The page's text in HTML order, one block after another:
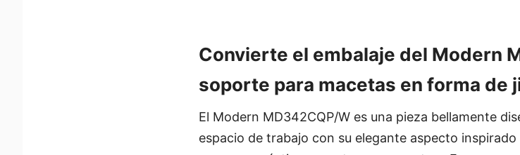
Convierte el embalaje del Modern
soporte para macetas en forma de
El Modern MD342CQP/W es una pieza bellamente
espacio de trabajo con su elegante aspecto